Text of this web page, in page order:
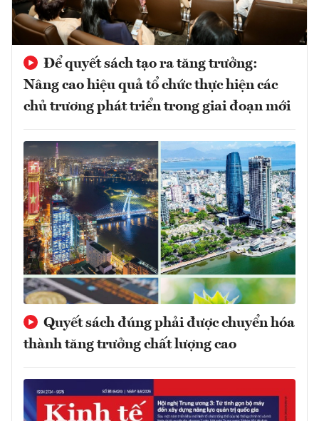
Để quyết sách tạo ra tăng trưởng:
Nâng cao hiệu quả tổ chức thực hiện các
chủ trương phát triển trong giai đoạn mới
Quyết sách đúng phải được chuyển hóa
thành tăng trưởng chất lượng cao